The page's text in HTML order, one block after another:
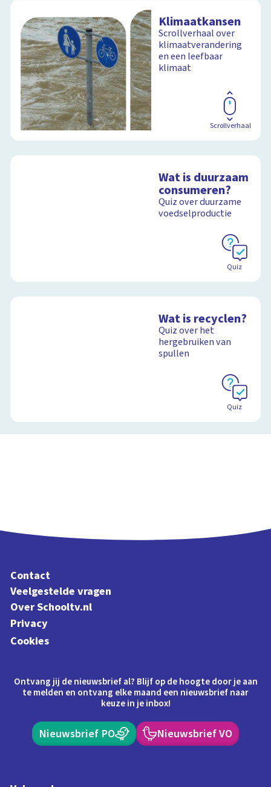
Klimaatkansen
Scrollverhaal over
klimaatverandering
en een leefbaar
klimaat
Scrollverhaal
Wat is duurzaam
consumeren?
Quiz over duurzame
voedselproductie
Quiz
Wat is recyclen?
Quiz over het
hergebruiken van
spullen
Quiz
Contact
Veelgestelde vragen
Over Schooltv.nl
Privacy
Cookies
Ontvang jij de nieuwsbrief al? Blijf op de hoogte door je aan
te melden en ontvang elke maand een nieuwsbrief naar
keuze in je inbox!
Nieuwsbrief PO Nieuwsbrief VO